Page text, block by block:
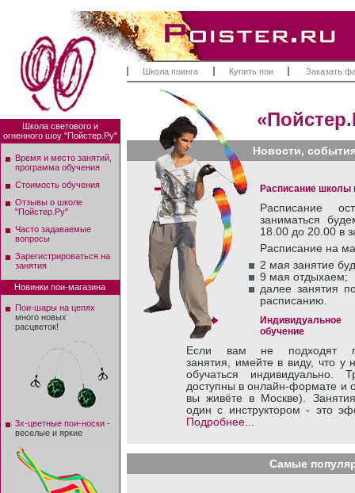
Школа поинга Купить пои Заказать
Новости,
Расписание школы
Расписание
заниматься
18.00 до 20.00 в
Расписание на
2 мая занятие
9 мая отдыхаем;
далее занятия
расписанию.
Индивидуальное
обучение
Если вам не подходят
занятия, имейте в виду, что у
обучаться индивидуально.
доступны в онлайн-формате и
вы живёте в Москве).
один с инструктором - это
Подробнее...
Самые
Школа светового и
огненного шоу "Пойстер.Ру"
Время и место занятий,
программа обучения
Стоимость обучения
Отзывы о школе
"Пойстер.Ру"
Часто задаваемые
вопросы
Зарегистрироваться на
занятия
Новинки пои-магазина
Пои-шары на цепях
много новых
расцветок!
3х-цветные пои-носки -
веселые и яркие